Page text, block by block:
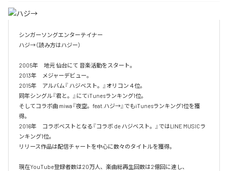
シンガーソングエンターテイナー
ハジ→（読み方はハジー）
2005年　地元 仙台にて 音楽活動をスタート。
2013年　メジャーデビュー。
2015年　アルバム『 ハジベスト。』オリコン４位。
同年シングル『君と。』にてiTunesランキング1位。
そしてコラボ曲 miwa『夜空。feat.ハジ→』でもiTunesランキング1位を獲
得。
2016年　コラボベストとなる『コラボ de ハジベスト。』ではLINE MUSICラ
ンキング1位。
リリース作品は配信チャートを中心に数々のタイトルを獲得。
現在YouTube登録者数は20万人、楽曲総再生回数は2億回に達し、